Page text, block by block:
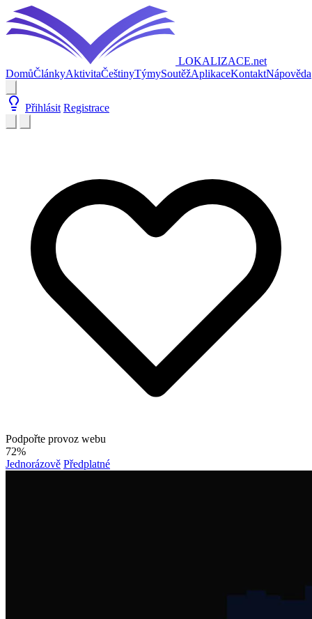
LOKALIZACE.net
DomůČlánkyAktivitaČeštinyTýmySoutěžAplikaceKontaktNápověda
Přihlásit Registrace
Podpořte provoz webu
72%
Jednorázově Předplatné